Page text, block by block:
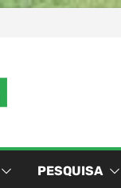
PESQUISA